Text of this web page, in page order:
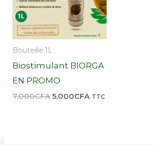
Bouteille 1L
Biostimulant BIORGA
EN PROMO
7,000CFA 5,000CFA TTC